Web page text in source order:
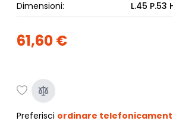
Dimensioni:
L.45 P.53
61,60 €
Preferisci ordinare